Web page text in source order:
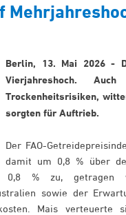
Berlin, 13. Mai 2026 -
Vierjahreshoch.
Trockenheitsrisiken,
sorgten für Auftrieb.
Der FAO-
damit um 0,8 % über
% zu, getragen
sowie der
Mais